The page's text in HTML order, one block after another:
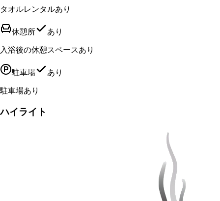
タオルレンタルあり
休憩所 あり
入浴後の休憩スペースあり
駐車場 あり
駐車場あり
ハイライト